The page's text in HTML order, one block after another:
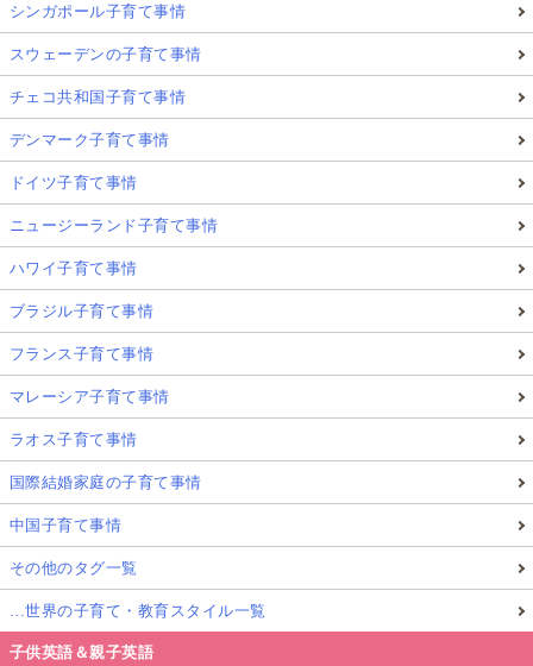
シンガポール子育て事情
スウェーデンの子育て事情
チェコ共和国子育て事情
デンマーク子育て事情
ドイツ子育て事情
ニュージーランド子育て事情
ハワイ子育て事情
ブラジル子育て事情
フランス子育て事情
マレーシア子育て事情
ラオス子育て事情
国際結婚家庭の子育て事情
中国子育て事情
その他のタグ一覧
…世界の子育て・教育スタイル一覧
子供英語＆親子英語